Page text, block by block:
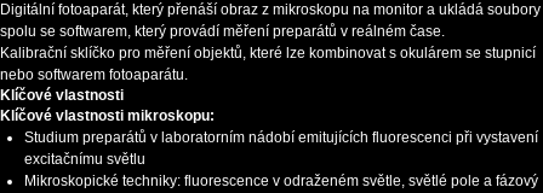
Digitální fotoaparát, který přenáší obraz z mikroskopu na monitor a ukládá soubory
spolu se softwarem, který provádí měření preparátů v reálném čase.
Kalibrační sklíčko pro měření objektů, které lze kombinovat s okulárem se stupnicí
nebo softwarem fotoaparátu.
Klíčové vlastnosti
Klíčové vlastnosti mikroskopu:
Studium preparátů v laboratorním nádobí emitujících fluorescenci při vystavení
excitačnímu světlu
Mikroskopické techniky: fluorescence v odraženém světle, světlé pole a fázový